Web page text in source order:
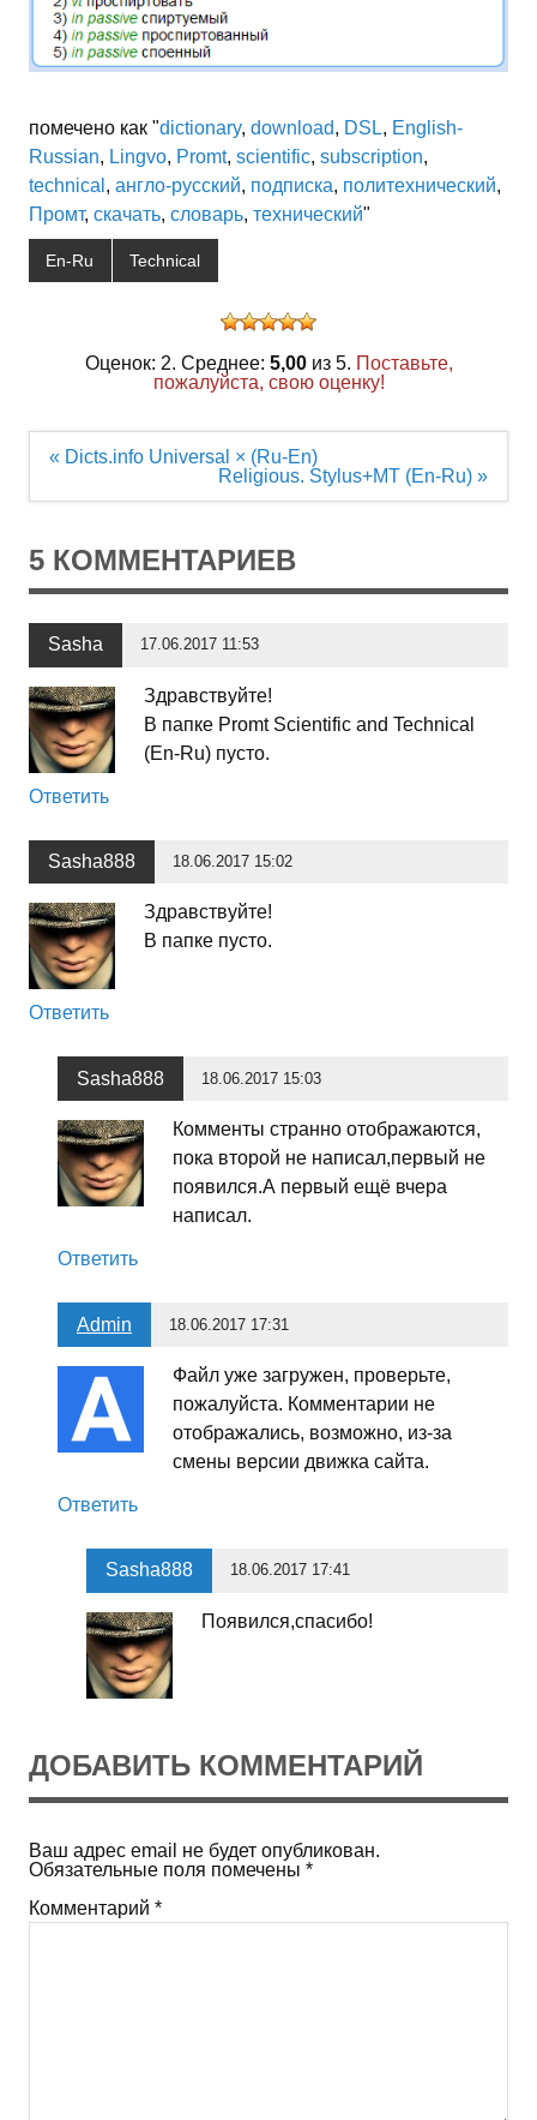
помечено как "dictionary, download, DSL, English-
Russian, Lingvo, Promt, scientific, subscription,
technical , англо-русский, подписка, политехнический,
Промт, скачать, словарь, технический"
En-Ru Technical
Оценок: 2. Среднее: 5,00из 5. Поставьте,
пожалуйста, свою оценку!
Навигация
« Dicts.info Universal × (Ru-En)
Religious. Stylus+MT (En-Ru) »
5 КОММЕНТАРИЕВ
Sasha 17.06.2017 11:53
Здравствуйте!
В папке Promt Scientific and Technical
(En-Ru) пусто.
Ответить
Sasha888 18.06.2017 15:02
Здравствуйте!
В папке пусто.
Ответить
Sasha888 18.06.2017 15:03
Комменты странно отображаются,
пока второй не написал,первый не
появился.А первый ещё вчера
написал.
Ответить
Admin 18.06.2017 17:31
Файл уже загружен, проверьте,
пожалуйста. Комментарии не
отображались, возможно, из-за
смены версии движка сайта.
Ответить
Sasha888 18.06.2017 17:41
Появился,спасибо!
ДОБАВИТЬ КОММЕНТАРИЙ
Ваш адрес email не будет опубликован.
Обязательные поля помечены *
Комментарий *